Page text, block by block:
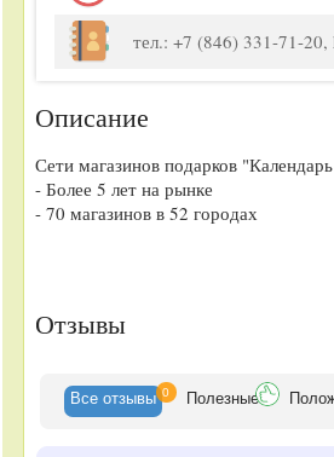
тел.: +7 (846) 331-71-
Описание
Сети магазинов подарков
- Более 5 лет на рынке
- 70 магазинов в 52 городах
Отзывы
Все отзывы 0 Полезные